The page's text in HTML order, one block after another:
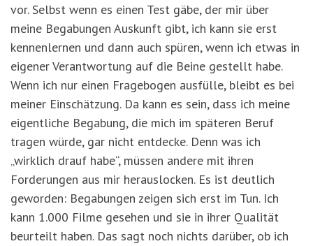
vor. Selbst wenn es einen Test gäbe, der mir über
meine Begabungen Auskunft gibt, ich kann sie erst
kennenlernen und dann auch spüren, wenn ich etwas in
eigener Verantwortung auf die Beine gestellt habe.
Wenn ich nur einen Fragebogen ausfülle, bleibt es bei
meiner Einschätzung. Da kann es sein, dass ich meine
eigentliche Begabung, die mich im späteren Beruf
tragen würde, gar nicht entdecke. Denn was ich
„wirklich drauf habe“, müssen andere mit ihren
Forderungen aus mir herauslocken. Es ist deutlich
geworden: Begabungen zeigen sich erst im Tun. Ich
kann 1.000 Filme gesehen und sie in ihrer Qualität
beurteilt haben. Das sagt noch nichts darüber, ob ich